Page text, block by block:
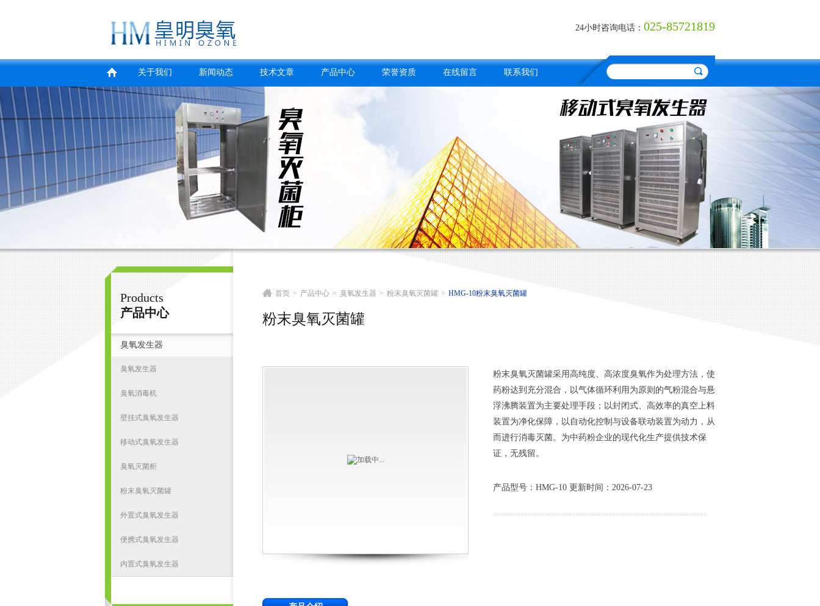
南京皇明臭氧机电设备厂
24小时咨询电话： 025-85721819
关于我们 新闻动态 技术文章 产品中心 荣誉资质 在线留言 联系我们
Products
产品中心
臭氧发生器
臭氧发生器
臭氧消毒机
壁挂式臭氧发生器
移动式臭氧发生器
臭氧灭菌柜
粉末臭氧灭菌罐
外置式臭氧发生器
便携式臭氧发生器
内置式臭氧发生器
首页 > 产品中心 > 臭氧发生器 > 粉末臭氧灭菌罐 > HMG-10粉末臭氧灭菌罐
粉末臭氧灭菌罐
粉末臭氧灭菌罐采用高纯度、高浓度臭氧作为处理方法，使
药粉达到充分混合，以气体循环利用为原则的气粉混合与悬
浮沸腾装置为主要处理手段；以封闭式、高效率的真空上料
装置为净化保障，以自动化控制与设备联动装置为动力，从
而进行消毒灭菌。为中药粉企业的现代化生产提供技术保
证，无残留。
产品型号：HMG-10 更新时间：2026-07-23